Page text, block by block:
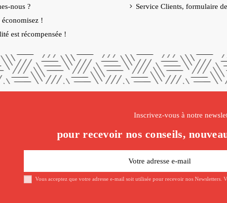
nous ?
économisez !
est récompensée !
Service Clients, formulaire
Inscrivez-vous à notre
pour recevoir nos conseils,
Vous acceptez que votre adresse e-mail soit utilisée pour recevoir nos Newsletters.